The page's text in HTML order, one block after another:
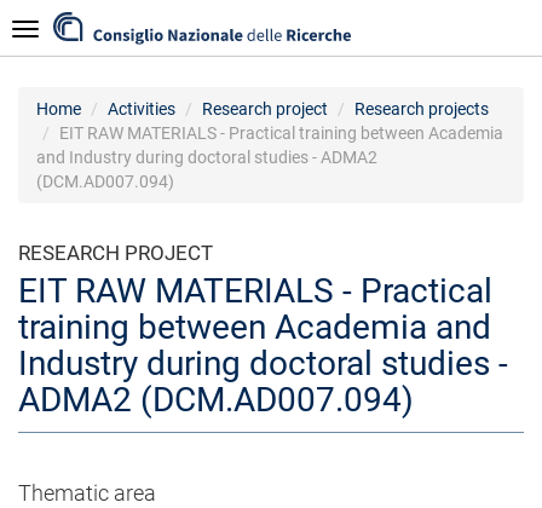
to
main
Navigazione
Home Activities Research project
Research projects
EIT RAW MATERIALS - Practical training between Academia
and Industry during doctoral studies - ADMA2
(DCM.AD007.094)
RESEARCH PROJECT
EIT RAW MATERIALS - Practical
training between Academia and
Industry during doctoral studies -
ADMA2 (DCM.AD007.094)
Thematic area